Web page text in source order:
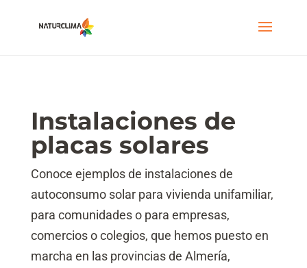
Instalaciones de
placas solares
Conoce ejemplos de instalaciones de
autoconsumo solar para vivienda unifamiliar,
para comunidades o para empresas,
comercios o colegios, que hemos puesto en
marcha en las provincias de Almería,